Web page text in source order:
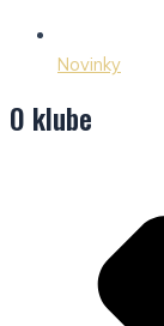
Novinky
O klube